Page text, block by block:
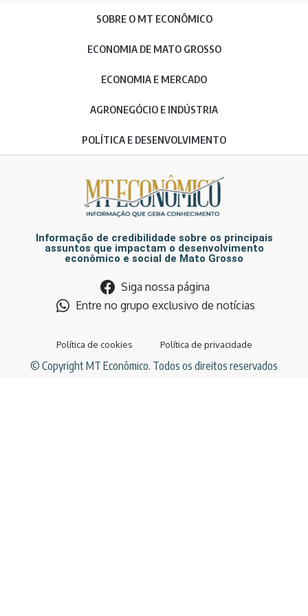
SOBRE O MT ECONÔMICO
ECONOMIA DE MATO GROSSO
ECONOMIA E MERCADO
AGRONEGÓCIO E INDÚSTRIA
POLÍTICA E DESENVOLVIMENTO
Informação de credibilidade sobre os principais
assuntos que impactam o desenvolvimento
econômico e social de Mato Grosso
Siga nossa página
Entre no grupo exclusivo de notícias
Política de cookies Política de privacidade
© Copyright MT Econômico. Todos os direitos reservados